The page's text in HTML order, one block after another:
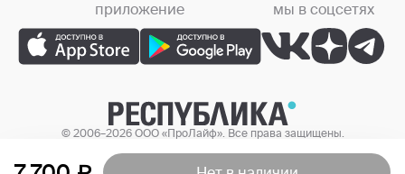
приложение мы в соцсетях
© 2006–2026 ООО «ПроЛайф». Все права защищены.